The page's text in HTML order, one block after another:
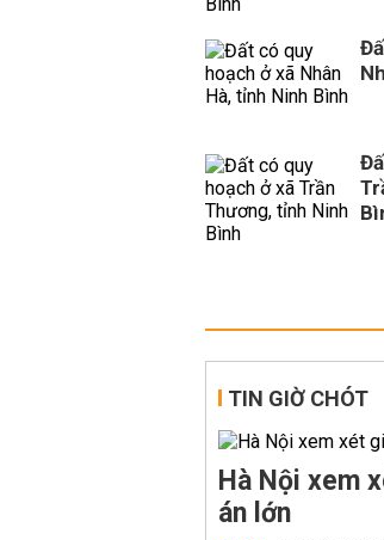
TIN GIỜ CHÓT
Hà Nội xem
án lớn